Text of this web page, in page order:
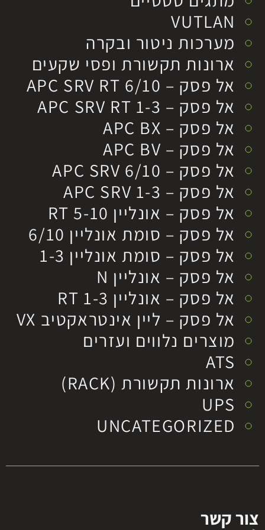
VUTLAN
מערכות ניטור ובקרה
ארונות תקשורת ופסי שקעים
אל פסק – APC SRV RT 6/10
אל פסק – APC SRV RT 1-3
אל פסק – APC BX
אל פסק – APC BV
אל פסק – APC SRV 6/10
אל פסק – APC SRV 1-3
אל פסק – אונליין RT 5-10
אל פסק – סומת אונליין 6/10
אל פסק – סומת אונליין 1-3
אל פסק – אונליין N
אל פסק – אונליין RT 1-3
אל פסק – ליין אינטראקטיב VX
מוצרים נלווים ועזרים
ATS
ארונות תקשורת (RACK)
UPS
UNCATEGORIZED
צור קשר